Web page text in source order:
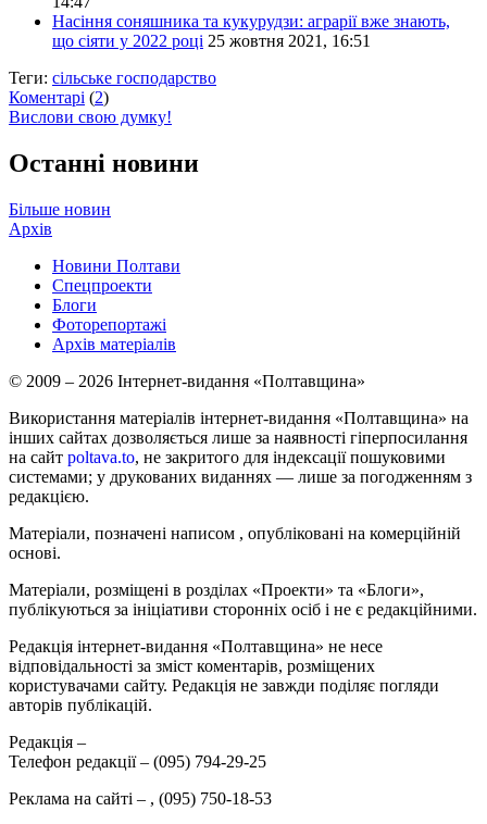
Насіння соняшника та кукурудзи: аграрії вже знають,
що сіяти у 2022 році 25 жовтня 2021, 16:51
Теги: сільське господарство
Коментарі (2)
Вислови свою думку!
Останні новини
Більше новин
Архів
Новини Полтави
Спецпроекти
Блоги
Фоторепортажі
Архів матеріалів
© 2009 – 2026 Інтернет-видання «Полтавщина»
Використання матеріалів інтернет-видання «Полтавщина» на
інших сайтах дозволяється лише за наявності гіперпосилання
на сайт poltava.to, не закритого для індексації пошуковими
системами; у друкованих виданнях — лише за погодженням з
редакцією.
Матеріали, позначені написом , опубліковані на комерційній
основі.
Матеріали, розміщені в розділах «Проекти» та «Блоги»,
публікуються за ініціативи сторонніх осіб і не є редакційними.
Редакція інтернет-видання «Полтавщина» не несе
відповідальності за зміст коментарів, розміщених
користувачами сайту. Редакція не завжди поділяє погляди
авторів публікацій.
Редакція –
Телефон редакції – (095) 794-29-25
Реклама на сайті – , (095) 750-18-53